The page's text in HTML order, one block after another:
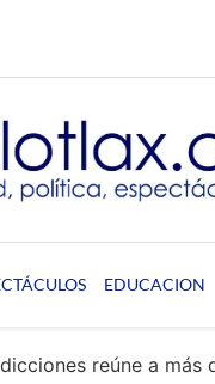
EDUCACION
reúne a más